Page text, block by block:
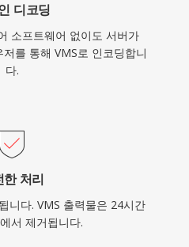
디코딩
소프트웨어 없이도 서버가
를 통해 VMS로 인코딩합니
다.
한 처리
니다. VMS 출력물은 24시간
서 제거됩니다.